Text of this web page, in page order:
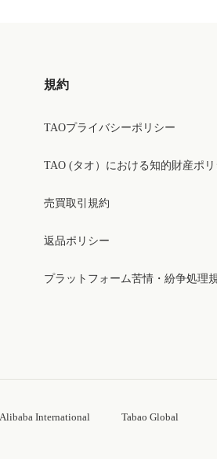
規約
TAOプライバシーポリシー
TAO (タオ）における知的財産ポリ
売買取引規約
返品ポリシー
プラットフォーム苦情・紛争処理
Alibaba International Tabao Global